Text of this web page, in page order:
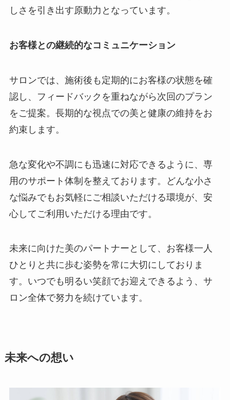
しさを引き出す原動力となっています。
お客様との継続的なコミュニケーション
サロンでは、施術後も定期的にお客様の状態を確
認し、フィードバックを重ねながら次回のプラン
をご提案。長期的な視点での美と健康の維持をお
約束します。
急な変化や不調にも迅速に対応できるように、専
用のサポート体制を整えております。どんな小さ
な悩みでもお気軽にご相談いただける環境が、安
心してご利用いただける理由です。
未来に向けた美のパートナーとして、お客様一人
ひとりと共に歩む姿勢を常に大切にしておりま
す。いつでも明るい笑顔でお迎えできるよう、サ
ロン全体で努力を続けています。
未来への想い